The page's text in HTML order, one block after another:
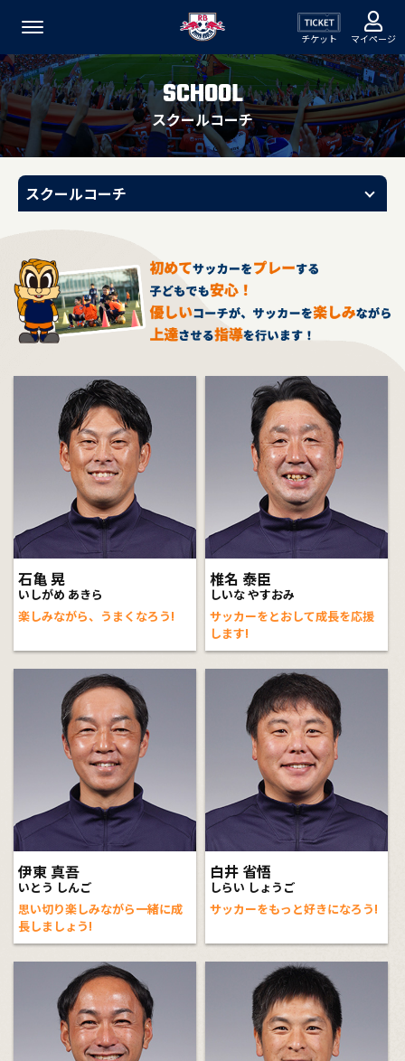
チケット マイページ
SCHOOL
スクールコーチ
スクールコーチ
石亀 晃
いしがめ あきら
楽しみながら、うまくなろう!
椎名 泰臣
しいな やすおみ
サッカーをとおして成長を応援
します!
伊東 真吾
いとう しんご
思い切り楽しみながら一緒に成
長しましょう!
白井 省悟
しらい しょうご
サッカーをもっと好きになろう!